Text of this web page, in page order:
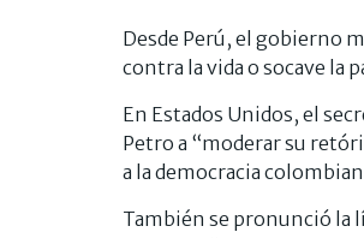
Desde Perú, el gobierno
contra la vida o socave la
En Estados Unidos, el
Petro a “moderar su
a la democracia
También se pronunció la